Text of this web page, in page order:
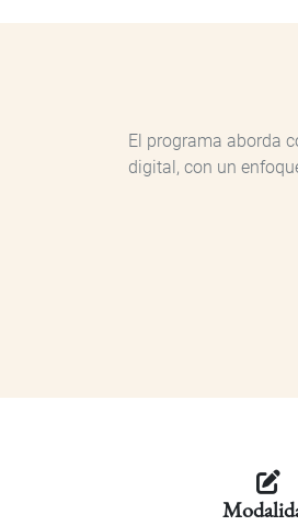
El programa aborda
digital, con un